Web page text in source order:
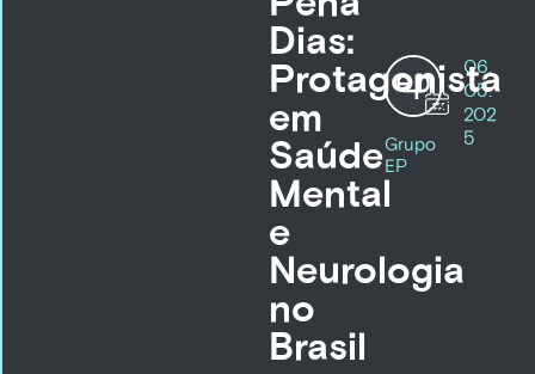
Dias:
Protagonista
em
Saúde
Mental
e
Neurologia
no
Brasil
Grupo
EP
06.
05.
202
5